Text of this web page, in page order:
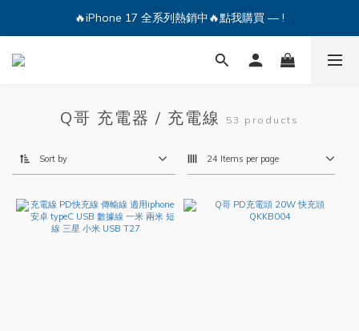
🔥iPhone 17 全系列熱銷中🔥點我購買 — !
🔥iPhone 17 全系列熱銷中🔥點我購買 — !
💕加入Q哥 Line 新好友領優惠券！🎫
Q哥 充電器 / 充電線 53 products
Sort by 24 Items per page